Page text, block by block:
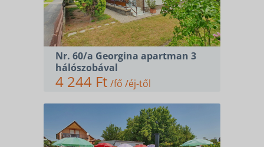
Nr. 60/a Georgina apartman 3
hálószobával
4 244 Ft /fő /éj-től